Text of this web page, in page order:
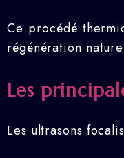
Ce procédé
régénération
Les
Les ultrasons